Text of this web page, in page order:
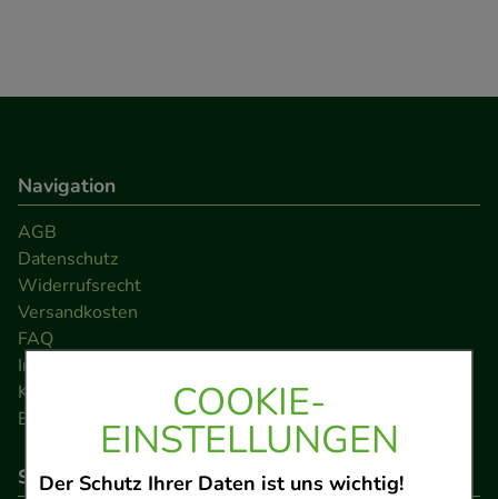
COOKIE-
EINSTELLUNGEN
Der Schutz Ihrer Daten ist uns wichtig!
Navigation
AGB
Datenschutz
Widerrufsrecht
Versandkosten
FAQ
Impressum
Kontakt
Barrierefreiheitserklärung
So können Sie bezahlen